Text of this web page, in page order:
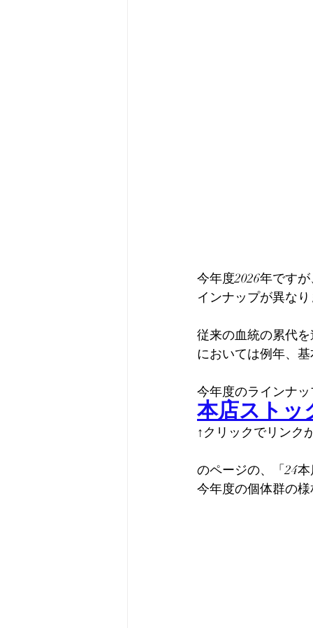
今年度2026年です
インナップが異なり
従来の血統の累代
においては例年、
今年度のラインナッ
本店ストッ
↑クリックでリンク
のページの、「24
今年度の個体群の